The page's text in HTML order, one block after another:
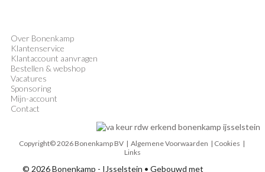
Over Bonenkamp
Klantenservice
Klantaccount aanvragen
Bestellen & webshop
Vacatures
Sponsoring
Mijn-account
Contact
Copyright© 2026 Bonenkamp BV | Algemene Voorwaarden | Cookies |
Links
© 2026 Bonenkamp - IJsselstein • Gebouwd met